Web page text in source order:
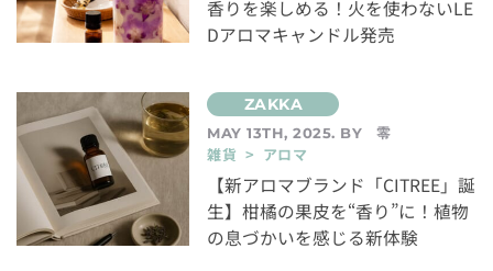
香りを楽しめる！火を使わないLE
Dアロマキャンドル発売
MAY 13TH, 2025. BY
零
雑貨 > アロマ
【新アロマブランド「CITREE」誕
生】柑橘の果皮を“香り”に！植物
の息づかいを感じる新体験